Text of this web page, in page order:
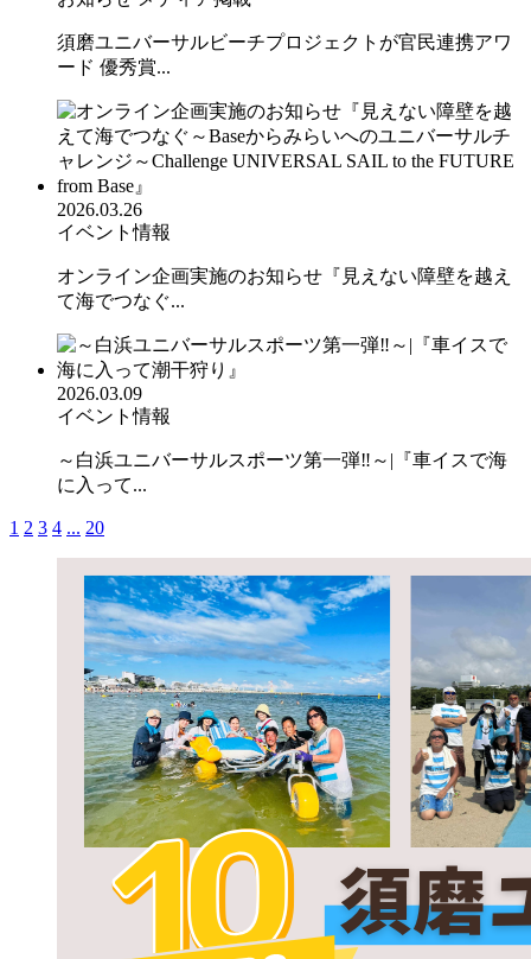
須磨ユニバーサルビーチプロジェクトが官民連携アワ
ード 優秀賞...
2026.03.26
イベント情報
オンライン企画実施のお知らせ『見えない障壁を越え
て海でつなぐ...
2026.03.09
イベント情報
～白浜ユニバーサルスポーツ第一弾‼︎～|『車イスで海
に入って...
1 2 3 4 ... 20